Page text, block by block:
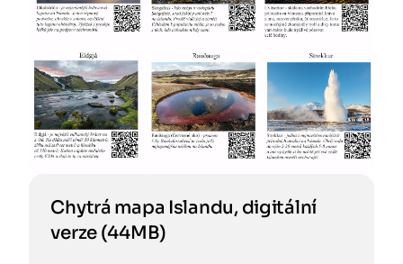
Chytrá mapa Islandu, digitální
verze (44MB)